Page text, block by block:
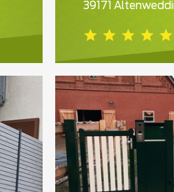
39171